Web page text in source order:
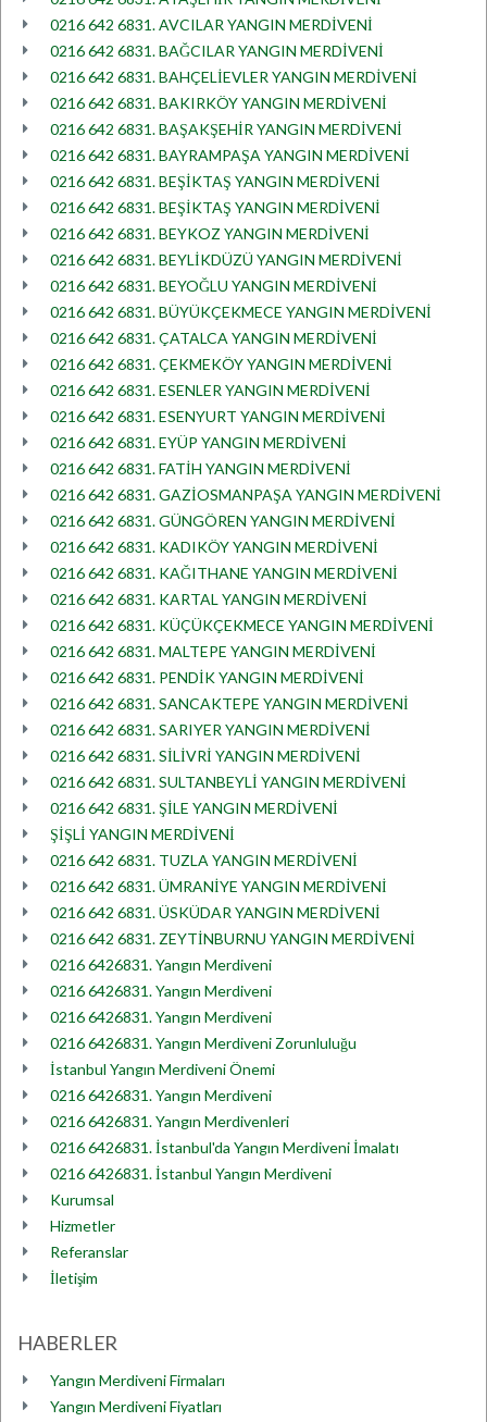
0216 642 6831. AVCILAR YANGIN MERDİVENİ
0216 642 6831. BAĞCILAR YANGIN MERDİVENİ
0216 642 6831. BAHÇELİEVLER YANGIN MERDİVENİ
0216 642 6831. BAKIRKÖY YANGIN MERDİVENİ
0216 642 6831. BAŞAKŞEHİR YANGIN MERDİVENİ
0216 642 6831. BAYRAMPAŞA YANGIN MERDİVENİ
0216 642 6831. BEŞİKTAŞ YANGIN MERDİVENİ
0216 642 6831. BEŞİKTAŞ YANGIN MERDİVENİ
0216 642 6831. BEYKOZ YANGIN MERDİVENİ
0216 642 6831. BEYLİKDÜZÜ YANGIN MERDİVENİ
0216 642 6831. BEYOĞLU YANGIN MERDİVENİ
0216 642 6831. BÜYÜKÇEKMECE YANGIN MERDİVENİ
0216 642 6831. ÇATALCA YANGIN MERDİVENİ
0216 642 6831. ÇEKMEKÖY YANGIN MERDİVENİ
0216 642 6831. ESENLER YANGIN MERDİVENİ
0216 642 6831. ESENYURT YANGIN MERDİVENİ
0216 642 6831. EYÜP YANGIN MERDİVENİ
0216 642 6831. FATİH YANGIN MERDİVENİ
0216 642 6831. GAZİOSMANPAŞA YANGIN MERDİVENİ
0216 642 6831. GÜNGÖREN YANGIN MERDİVENİ
0216 642 6831. KADIKÖY YANGIN MERDİVENİ
0216 642 6831. KAĞITHANE YANGIN MERDİVENİ
0216 642 6831. KARTAL YANGIN MERDİVENİ
0216 642 6831. KÜÇÜKÇEKMECE YANGIN MERDİVENİ
0216 642 6831. MALTEPE YANGIN MERDİVENİ
0216 642 6831. PENDİK YANGIN MERDİVENİ
0216 642 6831. SANCAKTEPE YANGIN MERDİVENİ
0216 642 6831. SARIYER YANGIN MERDİVENİ
0216 642 6831. SİLİVRİ YANGIN MERDİVENİ
0216 642 6831. SULTANBEYLİ YANGIN MERDİVENİ
0216 642 6831. ŞİLE YANGIN MERDİVENİ
ŞİŞLİ YANGIN MERDİVENİ
0216 642 6831. TUZLA YANGIN MERDİVENİ
0216 642 6831. ÜMRANİYE YANGIN MERDİVENİ
0216 642 6831. ÜSKÜDAR YANGIN MERDİVENİ
0216 642 6831. ZEYTİNBURNU YANGIN MERDİVENİ
0216 6426831. Yangın Merdiveni
0216 6426831. Yangın Merdiveni
0216 6426831. Yangın Merdiveni
0216 6426831. Yangın Merdiveni Zorunluluğu
İstanbul Yangın Merdiveni Önemi
0216 6426831. Yangın Merdiveni
0216 6426831. Yangın Merdivenleri
0216 6426831. İstanbul'da Yangın Merdiveni İmalatı
0216 6426831. İstanbul Yangın Merdiveni
Kurumsal
Hizmetler
Referanslar
İletişim
HABERLER
Yangın Merdiveni Firmaları
Yangın Merdiveni Fiyatları